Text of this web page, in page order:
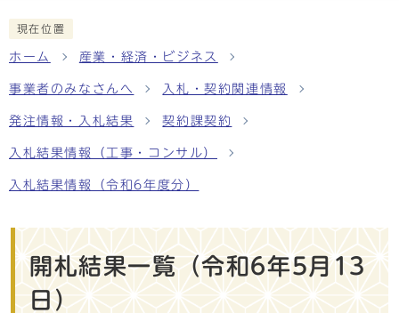
現在位置
ホーム 産業・経済・ビジネス
事業者のみなさんへ 入札・契約関連情報
発注情報・入札結果 契約課契約
入札結果情報（工事・コンサル）
入札結果情報（令和6年度分）
開札結果一覧（令和6年5月13
日）